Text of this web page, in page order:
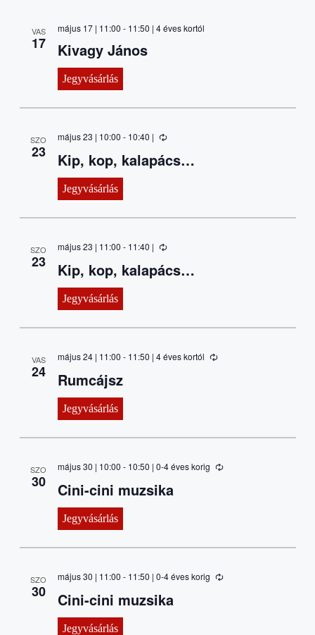
VAS
17
Jegyvásárlás
május 17 | 11:00 - 11:50 | 4 éves kortól
Kivagy János
SZO
23
Jegyvásárlás
május 23 | 10:00 - 10:40 |
Kip, kop, kalapács…
SZO
23
Jegyvásárlás
május 23 | 11:00 - 11:40 |
Kip, kop, kalapács…
VAS
24
Jegyvásárlás
május 24 | 11:00 - 11:50 | 4 éves kortól
Rumcájsz
SZO
30
Jegyvásárlás
május 30 | 10:00 - 10:50 | 0-4 éves korig
Cini-cini muzsika
SZO
30
Jegyvásárlás
május 30 | 11:00 - 11:50 | 0-4 éves korig
Cini-cini muzsika